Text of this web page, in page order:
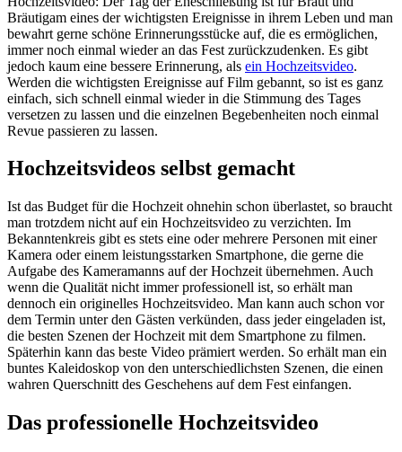
Bräutigam eines der wichtigsten Ereignisse in ihrem Leben und man
bewahrt gerne schöne Erinnerungsstücke auf, die es ermöglichen,
immer noch einmal wieder an das Fest zurückzudenken. Es gibt
jedoch kaum eine bessere Erinnerung, als ein Hochzeitsvideo.
Werden die wichtigsten Ereignisse auf Film gebannt, so ist es ganz
einfach, sich schnell einmal wieder in die Stimmung des Tages
versetzen zu lassen und die einzelnen Begebenheiten noch einmal
Revue passieren zu lassen.
Hochzeitsvideos selbst gemacht
Ist das Budget für die Hochzeit ohnehin schon überlastet, so braucht
man trotzdem nicht auf ein Hochzeitsvideo zu verzichten. Im
Bekanntenkreis gibt es stets eine oder mehrere Personen mit einer
Kamera oder einem leistungsstarken Smartphone, die gerne die
Aufgabe des Kameramanns auf der Hochzeit übernehmen. Auch
wenn die Qualität nicht immer professionell ist, so erhält man
dennoch ein originelles Hochzeitsvideo. Man kann auch schon vor
dem Termin unter den Gästen verkünden, dass jeder eingeladen ist,
die besten Szenen der Hochzeit mit dem Smartphone zu filmen.
Späterhin kann das beste Video prämiert werden. So erhält man ein
buntes Kaleidoskop von den unterschiedlichsten Szenen, die einen
wahren Querschnitt des Geschehens auf dem Fest einfangen.
Das professionelle Hochzeitsvideo